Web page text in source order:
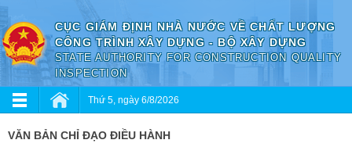
CỤC GIÁM ĐỊNH NHÀ NƯỚC VỀ CHẤT LƯỢNG
CÔNG TRÌNH XÂY DỰNG - BỘ XÂY DỰNG
STATE AUTHORITY FOR CONSTRUCTION QUALITY
INSPECTION
Thứ 5, ngày 6/8/2026
VĂN BẢN CHỈ ĐẠO ĐIỀU HÀNH